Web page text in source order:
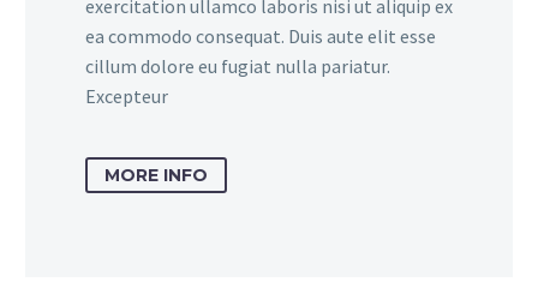
exercitation ullamco laboris nisi ut aliquip ex
ea commodo consequat. Duis aute elit esse
cillum dolore eu fugiat nulla pariatur.
Excepteur
MORE INFO